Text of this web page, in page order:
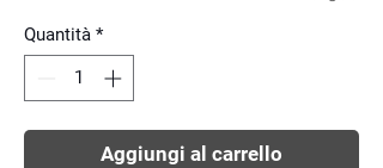
Quantità *
Aggiungi al carrello